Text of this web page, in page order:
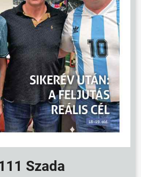
KÖZÖSSÉG
Szada